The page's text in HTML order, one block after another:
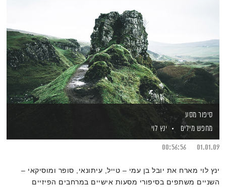
סיפור מסע
מחפש מילים
ינץ לוי
01.01.09
00:56:56
ינץ לוי מארח את יובל בן עמי – טייל, עיתונאי, סופר ומוסיקאי –
השניים משתפים בסיפורי מסעות אישיים במרחבים הפיזיים